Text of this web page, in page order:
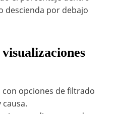
descienda por debajo
opciones de filtrado